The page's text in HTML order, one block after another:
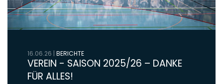
16.06.26 | BERICHTE
VEREIN - SAISON 2025/26 – DANKE
FÜR ALLES!